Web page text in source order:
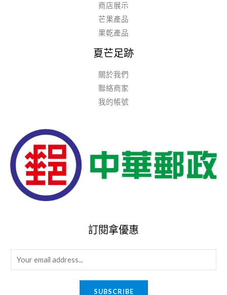
商店展示
芒果產品
果乾產品
夏芒足跡
關於我們
聯絡商家
我的帳號
訂閱拿優惠
m
SUBSCRIBE